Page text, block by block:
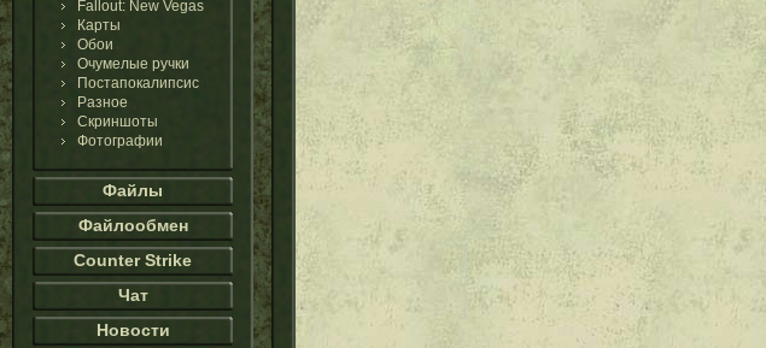
Fallout: New Vegas
Карты
Обои
Очумелые ручки
Постапокалипсис
Разное
Скриншоты
Фотографии
Файлы
Файлообмен
Counter Strike
Чат
Новости